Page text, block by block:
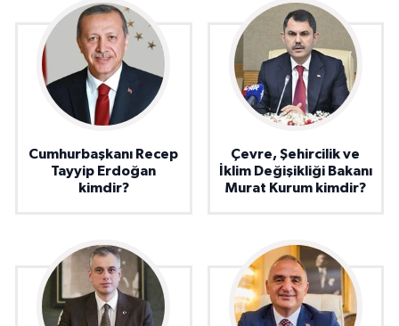
Cumhurbaşkanı Recep
Tayyip Erdoğan
kimdir?
Çevre, Şehircilik ve
İklim Değişikliği Bakanı
Murat Kurum kimdir?